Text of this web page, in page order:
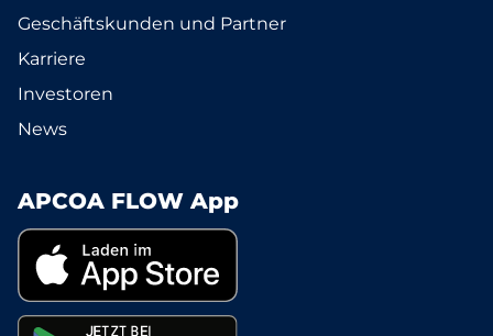
Geschäftskunden und Partner
Karriere
Investoren
News
APCOA FLOW App